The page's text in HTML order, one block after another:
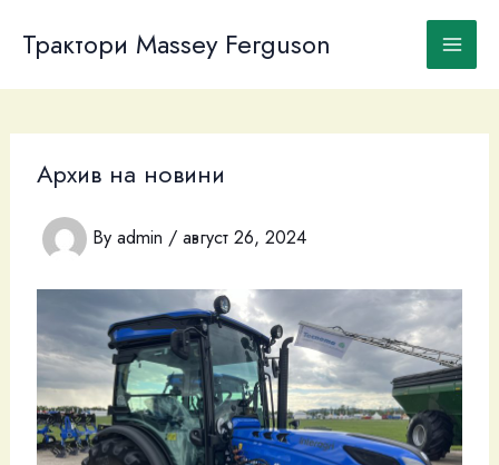
content
Трактори Massey Ferguson
Архив на новини
By admin / август 26, 2024